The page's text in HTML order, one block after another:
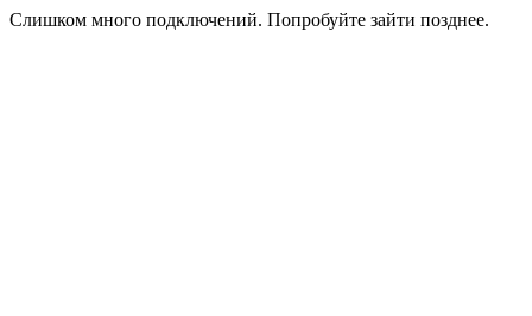
Слишком много подключений. Попробуйте зайти позднее.